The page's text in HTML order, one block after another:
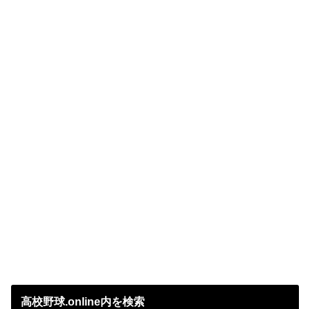
高校野球.online内を検索